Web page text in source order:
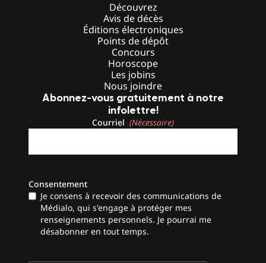
Découvrez
Avis de décès
Éditions électroniques
Points de dépôt
Concours
Horoscope
Les jobins
Nous joindre
Abonnez-vous gratuitement à notre
infolettre!
Courriel (Nécessaire)
Consentement
Je consens à recevoir des communications de
Médialo, qui s'engage à protéger mes
renseignements personnels. Je pourrai me
désabonner en tout temps.